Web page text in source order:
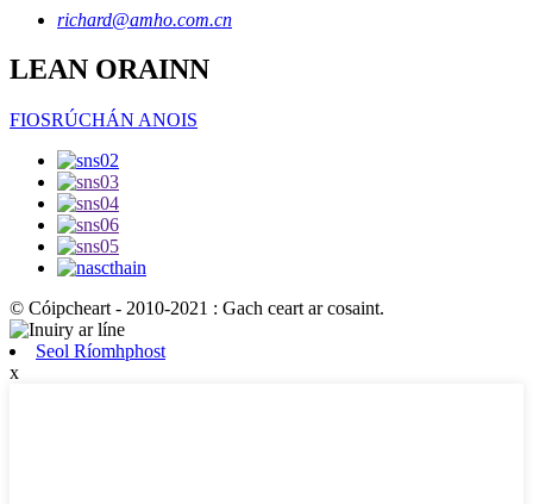
richard@amho.com.cn
LEAN ORAINN
FIOSRÚCHÁN ANOIS
© Cóipcheart - 2010-2021 : Gach ceart ar cosaint.
Seol Ríomhphost
x